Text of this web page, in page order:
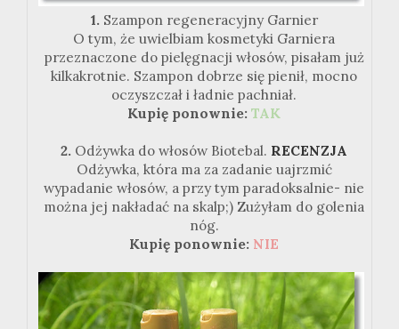
1. Szampon regeneracyjny Garnier
O tym, że uwielbiam kosmetyki Garniera
przeznaczone do pielęgnacji włosów, pisałam już
kilkakrotnie. Szampon dobrze się pienił, mocno
oczyszczał i ładnie pachniał.
Kupię ponownie: TAK
2. Odżywka do włosów Biotebal. RECENZJA
Odżywka, która ma za zadanie uajrzmić
wypadanie włosów, a przy tym paradoksalnie- nie
można jej nakładać na skalp;) Zużyłam do golenia
nóg.
Kupię ponownie: NIE